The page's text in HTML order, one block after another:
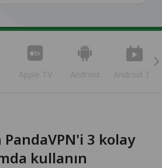
Apple TV Android Android TV
PandaVPN'i 3 kolay
kullanın